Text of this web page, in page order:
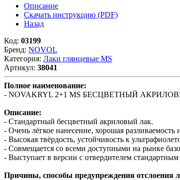
Описание
Скачать инструкцию (PDF)
Назад
Код: 03199
Бренд: NOVOL
Категория: Лаки глянцевые MS
Артикул: 38041
Полное наименование:
- NOVAKRYL 2+1 MS БЕСЦВЕТНЫЙ
Описание:
- Стандартный бесцветный акриловый лак.
- Очень лёгкое нанесение, хорошая
- Высокая твёрдость, устойчивость к
- Совмещается со всеми доступными на рынке
- Выступает в версии с отвердителем
Причины, способы предупреждения отслоения